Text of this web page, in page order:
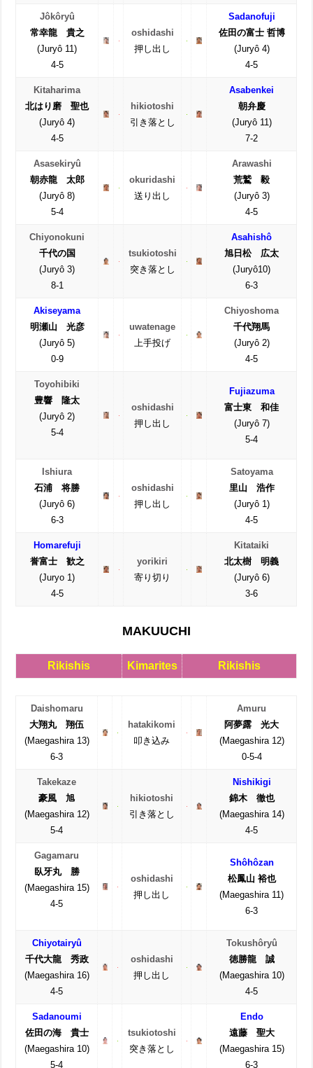
Jôkôryû
常幸龍 貴之
(Juryô 11)
4-5
oshidashi
押し出し
Sadanofuji
佐田の富士 哲博
(Juryô 4)
4-5
Kitaharima
北はり磨 聖也
(Juryô 4)
4-5
hikiotoshi
引き落とし
Asabenkei
朝弁慶
(Juryô 11)
7-2
Asasekiryû
朝赤龍 太郎
(Juryô 8)
5-4
okuridashi
送り出し
Arawashi
荒鷲 毅
(Juryô 3)
4-5
Chiyonokuni
千代の国
(Juryô 3)
8-1
tsukiotoshi
突き落とし
Asahishô
旭日松 広太
(Juryô10)
6-3
Akiseyama
明瀬山 光彦
(Juryô 5)
0-9
uwatenage
上手投げ
Chiyoshoma
千代翔馬
(Juryô 2)
4-5
Toyohibiki
豊響 隆太
(Juryô 2)
5-4
oshidashi
押し出し
Fujiazuma
富士東 和佳
(Juryô 7)
5-4
Ishiura
石浦 将勝
(Juryô 6)
6-3
oshidashi
押し出し
Satoyama
里山 浩作
(Juryô 1)
4-5
Homarefuji
誉富士 歓之
(Juryo 1)
4-5
yorikiri
寄り切り
Kitataiki
北太樹 明義
(Juryô 6)
3-6
MAKUUCHI
Rikishis Kimarites Rikishis
Daishomaru
大翔丸 翔伍
(Maegashira 13)
6-3
hatakikomi
叩き込み
Amuru
阿夢露 光大
(Maegashira 12)
0-5-4
Takekaze
豪風 旭
(Maegashira 12)
5-4
hikiotoshi
引き落とし
Nishikigi
錦木 徹也
(Maegashira 14)
4-5
Gagamaru
臥牙丸 勝
(Maegashira 15)
4-5
oshidashi
押し出し
Shôhôzan
松鳳山 裕也
(Maegashira 11)
6-3
Chiyotairyû
千代大龍 秀政
(Maegashira 16)
4-5
oshidashi
押し出し
Tokushôryû
徳勝龍 誠
(Maegashira 10)
4-5
Sadanoumi
佐田の海 貴士
(Maegashira 10)
5-4
tsukiotoshi
突き落とし
Endo
遠藤 聖大
(Maegashira 15)
6-3